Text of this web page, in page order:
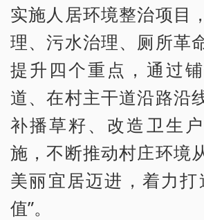
实施人居环境整治项目
理、污水治理、厕所革
提升四个重点，通过
道、在村主干道沿路沿
补播草籽、改造卫生
施，不断推动村庄环境
美丽宜居迈进，着力打
值”。